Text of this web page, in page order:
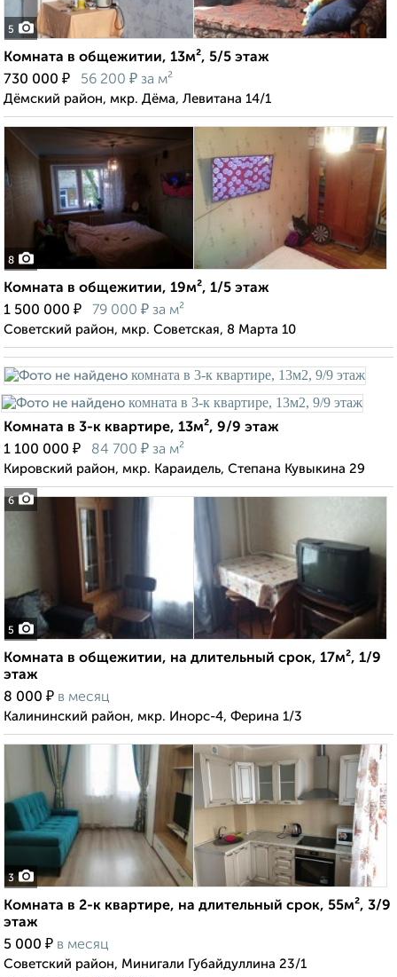
5
Комната в общежитии, 13м², 5/5 этаж
730 000 ₽ 56 200 ₽ за м²
Дёмский район, мкр. Дёма, Левитана 14/1
8
Комната в общежитии, 19м², 1/5 этаж
1 500 000 ₽ 79 000 ₽ за м²
Советский район, мкр. Советская, 8 Марта 10
6
Комната в 3-к квартире, 13м², 9/9 этаж
1 100 000 ₽ 84 700 ₽ за м²
Кировский район, мкр. Караидель, Степана Кувыкина 29
5
Комната в общежитии, на длительный срок, 17м², 1/9
этаж
8 000 ₽ в месяц
Калининский район, мкр. Инорс-4, Ферина 1/3
3
Комната в 2-к квартире, на длительный срок, 55м², 3/9
этаж
5 000 ₽ в месяц
Советский район, Минигали Губайдуллина 23/1